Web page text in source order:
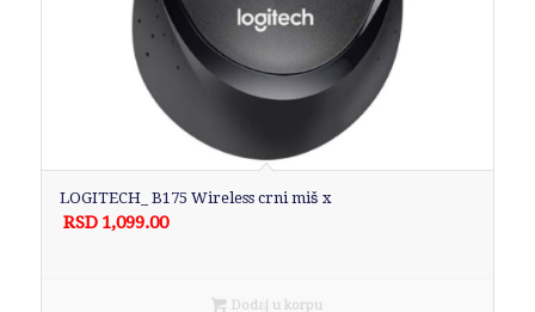
LOGITECH_ B175 Wireless crni miš x
RSD 1,099.00
Dodaj u korpu